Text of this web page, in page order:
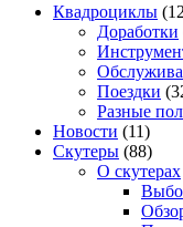
Квадроциклы
Доработки
Поездки
Разные
Новости (11)
Скутеры (88)
О скутерах